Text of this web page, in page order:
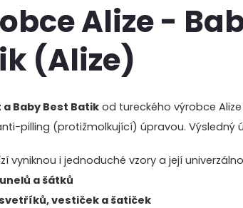
Alize -
(Alize)
a Baby Best Batik od tureckého výrobce
pilling (protižmolkující) úpravou. Výsledný
vyniknou i jednoduché vzory a její
a šátků
vestiček a šatiček